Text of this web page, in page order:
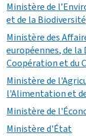
Ministère de
et de la Biodiversité
Ministère des
européennes, de la
Coopération et du
Ministère de
l'Alimentation et
Ministère de
Ministère d'État